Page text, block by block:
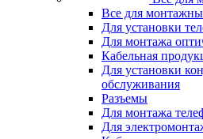
Все для
Для установки
Для монтажа
Кабельная
Для установки
обслуживания
Разъемы
Для монтажа
Для